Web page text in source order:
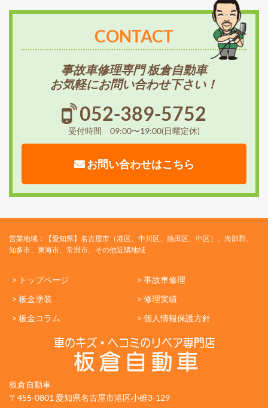
CONTACT
事故車修理専門 板倉自動車
お気軽にお問い合わせ下さい！
052-389-5752
受付時間 09:00〜19:00(日曜定休)
お問い合わせはこちら
営業地域：【愛知県】名古屋市（港区、中川区、熱田区、中区）、海部郡、
知多市、東海市、常滑市、その他近隣地域
> トップページ
> 事故車修理
> 板金塗装
> 修理実績
> 板金コラム
> 個人情報保護方針
板倉自動車
〒455-0801 愛知県名古屋市港区小碓3-129